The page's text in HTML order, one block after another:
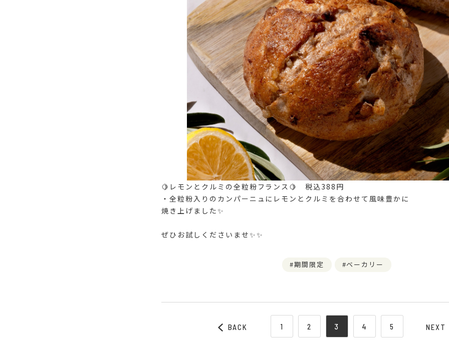
🍋レモンとクルミの全粒粉フランス🍋 税込388円
・全粒粉入りのカンパーニュにレモンとクルミを合わせて風味豊かに
焼き上げました✨
ぜひお試しくださいませ✨✨
期間限定 ベーカリー
BACK 1 2 3 4 5 NEXT